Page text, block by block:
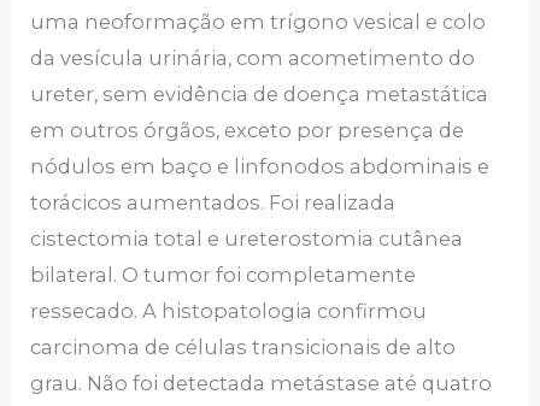
uma neoformação em trígono vesical e colo
da vesícula urinária, com acometimento do
ureter, sem evidência de doença metastática
em outros órgãos, exceto por presença de
nódulos em baço e linfonodos abdominais e
torácicos aumentados. Foi realizada
cistectomia total e ureterostomia cutânea
bilateral. O tumor foi completamente
ressecado. A histopatologia confirmou
carcinoma de células transicionais de alto
grau. Não foi detectada metástase até quatro